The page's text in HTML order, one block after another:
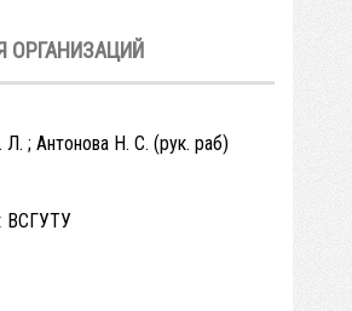
ОРГАНИЗАЦИЙ
; Антонова Н. С. (рук. раб)
ВСГУТУ